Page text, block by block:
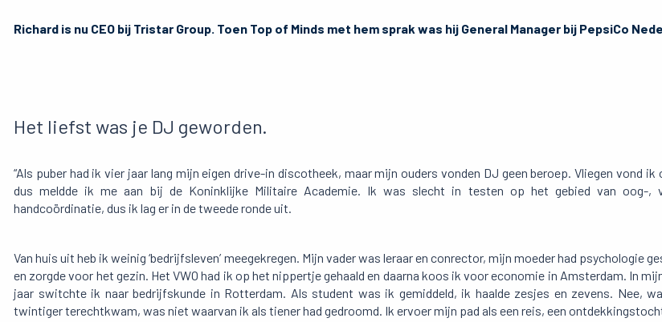
Richard is nu CEO bij Tristar Group. Toen Top of Minds met hem sprak was hij General Manager bij PepsiCo
Het liefst was je DJ geworden.
“Als puber had ik vier jaar lang mijn eigen drive-in discotheek, maar mijn ouders vonden DJ geen beroep. Vliegen vond ik
dus meldde ik me aan bij de Koninklijke Militaire Academie. Ik was slecht in testen op het gebied van oog-,
handcoördinatie, dus ik lag er in de tweede ronde uit.
Van huis uit heb ik weinig ‘bedrijfsleven’ meegekregen. Mijn vader was leraar en conrector, mijn moeder had psychologie
en zorgde voor het gezin. Het VWO had ik op het nippertje gehaald en daarna koos ik voor economie in Amsterdam. In
jaar switchte ik naar bedrijfskunde in Rotterdam. Als student was ik gemiddeld, ik haalde zesjes en zevens. Nee,
twintiger terechtkwam, was niet waarvan ik als tiener had gedroomd. Ik ervoer mijn pad als een reis, een